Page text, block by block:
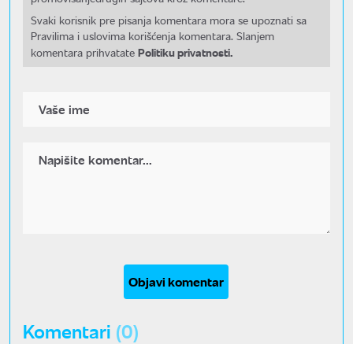
Svaki korisnik pre pisanja komentara mora se upoznati sa
Pravilima i uslovima korišćenja komentara. Slanjem
komentara prihvatate Politiku privatnosti.
Objavi komentar
Komentari (0)